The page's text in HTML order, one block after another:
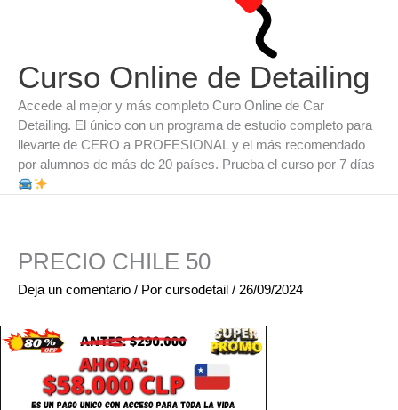
Curso Online de Detailing
Accede al mejor y más completo Curo Online de Car
Detailing. El único con un programa de estudio completo para
llevarte de CERO a PROFESIONAL y el más recomendado
por alumnos de más de 20 países. Prueba el curso por 7 días
PRECIO CHILE 50
Deja un comentario / Por cursodetail / 26/09/2024